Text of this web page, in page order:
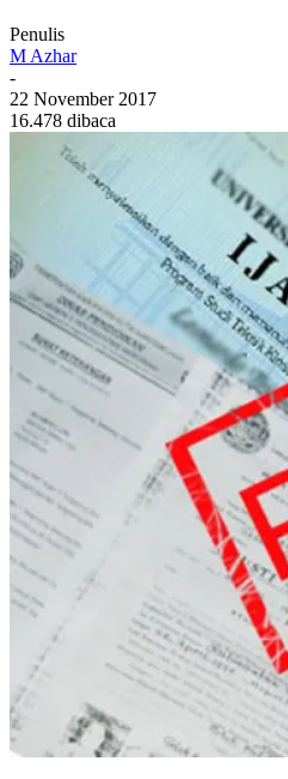
Penulis
M Azhar
-
22 November 2017
16.478 dibaca